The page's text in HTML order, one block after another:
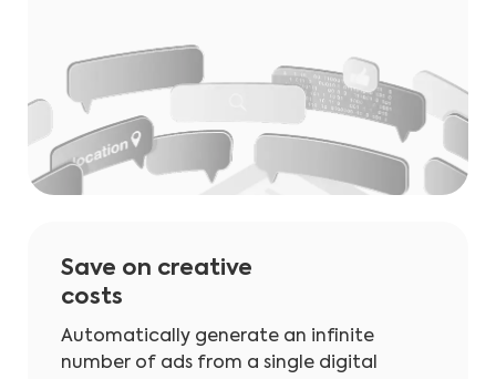
Save on creative
costs
Automatically generate an infinite
number of ads from a single digital